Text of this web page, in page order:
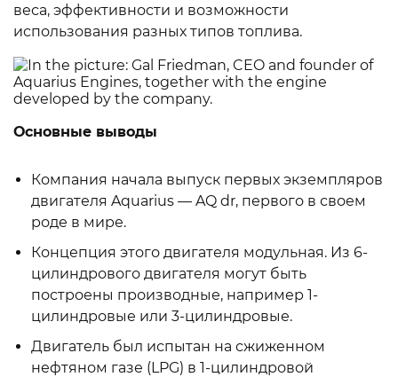
веса, эффективности и возможности
использования разных типов топлива.
Основные выводы
Компания начала выпуск первых экземпляров
двигателя Aquarius — AQ dr, первого в своем
роде в мире.
Концепция этого двигателя модульная. Из 6-
цилиндрового двигателя могут быть
построены производные, например 1-
цилиндровые или 3-цилиндровые.
Двигатель был испытан на сжиженном
нефтяном газе (LPG) в 1-цилиндровой